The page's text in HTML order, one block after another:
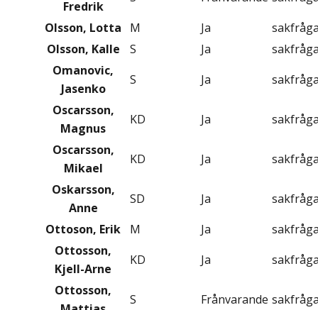
Fredrik
Olsson, Lotta
M Ja
Olsson, Kalle
S Ja
Omanovic,
Jasenko
S Ja
Oscarsson,
Magnus
KD Ja
Oscarsson,
Mikael
KD Ja
Oskarsson,
Anne
SD Ja
Ottoson, Erik
M Ja
Ottosson,
Kjell-Arne
KD Ja
Ottosson,
S Frånvarande